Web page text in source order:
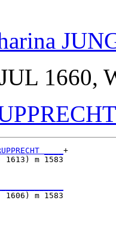
1660,
____ +
1613) m 1583
m 1583